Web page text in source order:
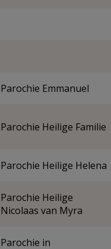
Parochie Emmanuel
Parochie Heilige Familie
Parochie Heilige Helena
Parochie Heilige
Nicolaas van Myra
Parochie in